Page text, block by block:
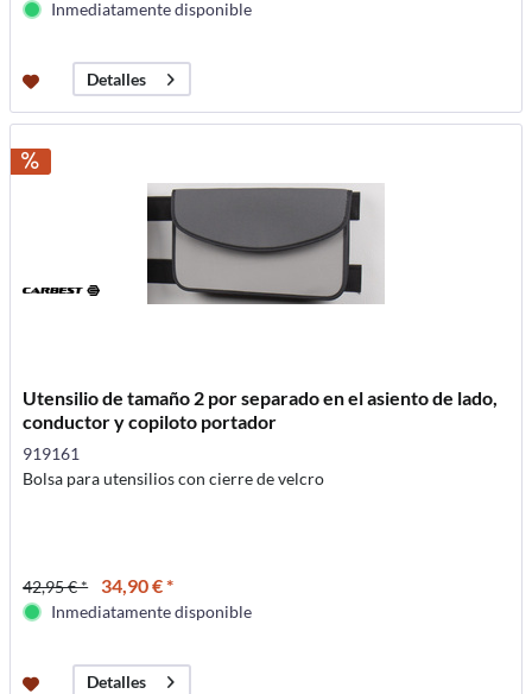
Inmediatamente disponible
Detalles
Utensilio de tamaño 2 por separado en el asiento de lado,
conductor y copiloto portador
919161
Bolsa para utensilios con cierre de velcro
42,95 € * 34,90 € *
Inmediatamente disponible
Detalles